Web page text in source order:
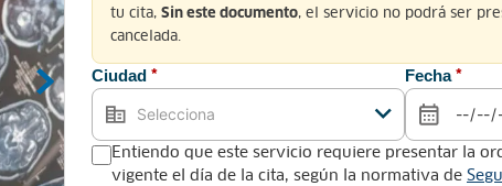
tu cita, Sin este documento, el servicio no podrá ser
cancelada.
Ciudad * Fecha *
Entiendo que este servicio requiere presentar la
vigente el día de la cita, según la normativa de